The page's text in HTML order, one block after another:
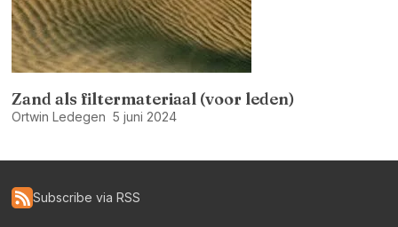
Zand als filtermateriaal (voor leden)
Ortwin Ledegen 5 juni 2024
Subscribe via RSS